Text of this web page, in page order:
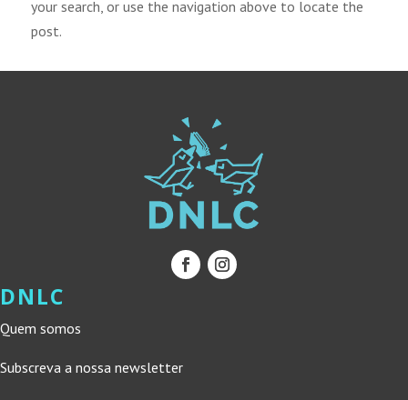
your search, or use the navigation above to locate the
post.
DNLC
Quem somos
Subscreva a nossa newsletter